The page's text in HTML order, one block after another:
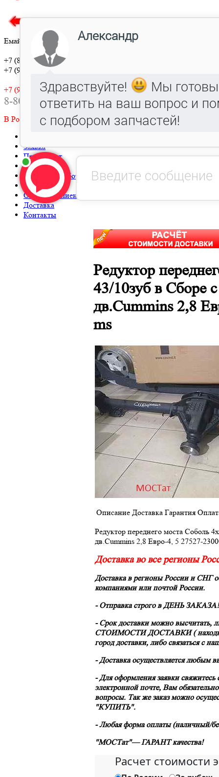
Емайл:
mostat-nn2@mail.ru
+7 (831)
250-82-56
+7 (987)
РОЗНИЦА
+7 (910)389-0117
8-800-505-0117
В МОСКВЕ: Волгоградский пр-т дом 42
стр.23: т. +7(926)120-30-69
В САНКТ ПЕТЕРБУРГЕ: +7(911)248-76-
07
В Ростове на Дону: +7(938)515-9439
Заявка
Прайс-лист
Автокаталог
Металлообработка, Литье чугуна и стали.
Гарантия
Оптовым клиентам
Доставка
Контакты
Редуктор
43/10зуб в Сборе
дв.Сummins 2,8
ms
Описание Доставка Гарантия
Редуктор переднего моста Соболь
дв.Сummins 2,8 Евро-4, 5 27527-
Доставка во все регионы
Доставка в регионы России и СНГ
компаниямиили почтой России.
- Отправка строго вДЕНЬ
- Срок доставки можно высчитать,
СТОИМОСТИ ДОСТАВКИ (
город доставки, либо связаться с
- Доставка осуществляется любым
- Для оформления заявки
электронной почте, Вам
вопросы. Так же заказ можно
"КУПИТЬ".
- Любая форма оплаты (наличный/
"МОСТат"— ГАРАНТ качества!